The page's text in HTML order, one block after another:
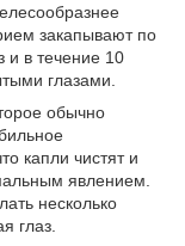
закапывают по
и в течение 10
глазами.
обычно
капли чистят и
явлением.
несколько
глаз.